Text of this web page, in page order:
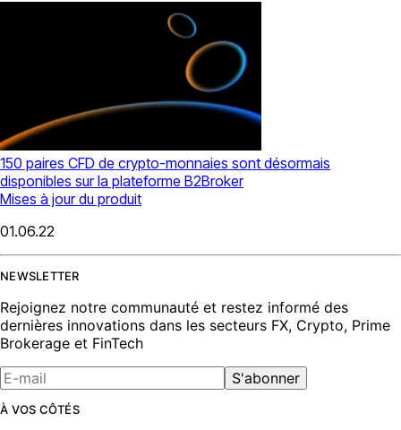
150 paires CFD de crypto-monnaies sont désormais
disponibles sur la plateforme B2Broker
Mises à jour du produit
01.06.22
NEWSLETTER
Rejoignez notre communauté et restez informé des
dernières innovations dans les secteurs FX, Crypto, Prime
Brokerage et FinTech
S'abonner
À VOS CÔTÉS